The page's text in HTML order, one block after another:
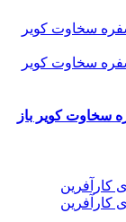
سخاوت کویر باز